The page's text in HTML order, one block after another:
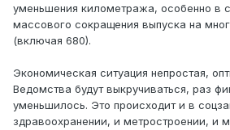
уменьшения километража, особенно в
массового сокращения выпуска на
(включая 680).
Экономическая ситуация непростая,
Ведомства будут выкручиваться, раз
уменьшилось. Это происходит и в
здравоохранении, и метростроении, и